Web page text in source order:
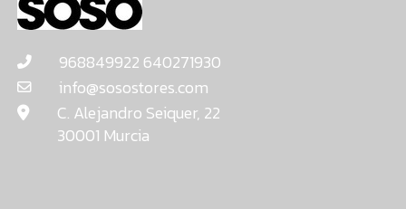
968849922 640271930
info@sosostores.com
C. Alejandro Seiquer, 22
30001 Murcia